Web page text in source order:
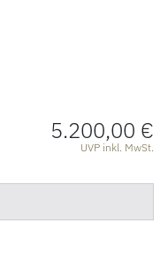
5.200,00 €
UVP inkl. MwSt.